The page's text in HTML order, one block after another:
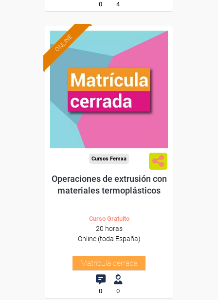
0 4
ONLINE
Cursos Femxa
Operaciones de extrusión con
materiales termoplásticos
Curso Gratuito
20 horas
Online (toda España)
Matrícula cerrada
0 0